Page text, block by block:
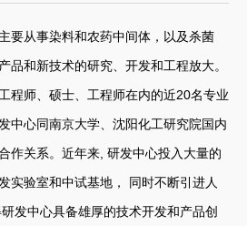
从事染料和农药中间体，以及杀菌
品和新技术的研究、开发和工程放大。
程师、硕士、工程师在内的近20名专业
中心同南京大学、沈阳化工研究院国内
作关系。近年来, 研发中心投入大量的
实验室和中试基地， 同时不断引进人
发中心具备雄厚的技术开发和产品创